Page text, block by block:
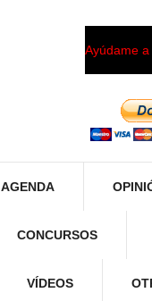
Ayúdame
AGENDA
CONCURSOS
VÍDEOS